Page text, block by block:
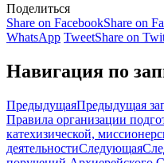
Поделиться
Share on FacebookShare on
WhatsApp TweetShare on
Навигация по
ПредыдущаяПредыдущая
Правила организации
катехизической,
деятельностиСледующая